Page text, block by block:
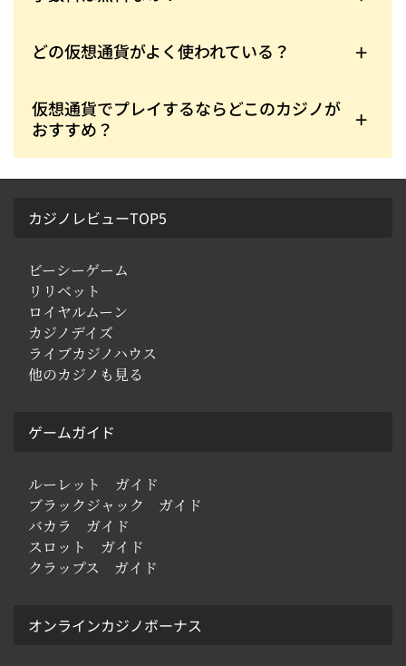
れるレートより数％高く設定されていることもあり
どの仮想通貨がよく使われている？
仮想通貨でプレイするならどこのカジノが
おすすめ？
カジノレビューTOP5
ビーシーゲーム
リリベット
ロイヤルムーン
カジノデイズ
ライブカジノハウス
他のカジノも見る
ゲームガイド
ルーレット ガイド
ブラックジャック ガイド
バカラ ガイド
スロット ガイド
クラップス ガイド
オンラインカジノボーナス